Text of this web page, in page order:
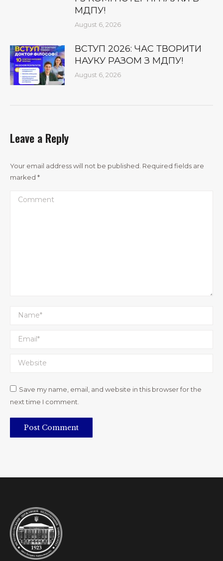
МДПУ!
August 6, 2026
ВСТУП 2026: ЧАС ТВОРИТИ
НАУКУ РАЗОМ З МДПУ!
August 6, 2026
Leave a Reply
Your email address will not be published. Required fields are
marked *
Comment
Name *
Email *
Website
Save my name, email, and website in this browser for the
next time I comment.
Post Comment